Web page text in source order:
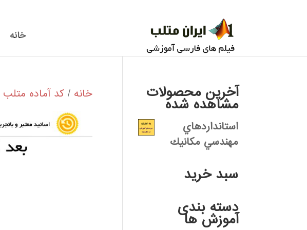
خانه
خانه / کد آماده متلب آخرین محصولات
مشاهده شده
استانداردهاي
مهندسي مكانيك
سبد خرید
دسته بندی
آموزش ها